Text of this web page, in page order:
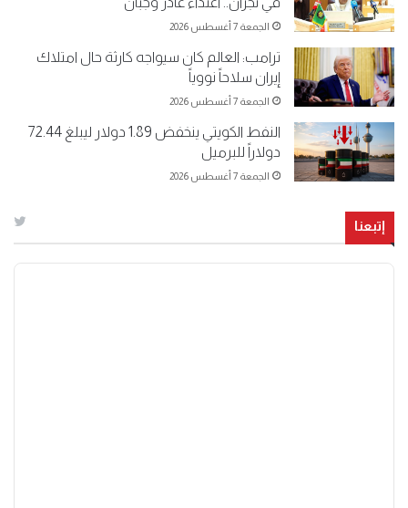
الجمعة 7 أغسطس 2026
ترامب: العالم كان سيواجه كارثة حال امتلاك
إيران سلاحاً نووياً
الجمعة 7 أغسطس 2026
النفط الكويتي ينخفض 1.89 دولار ليبلغ 72.44
دولاراً للبرميل
الجمعة 7 أغسطس 2026
إتبعنا